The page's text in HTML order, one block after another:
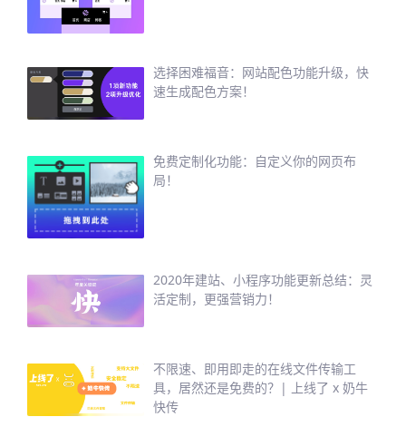
选择困难福音：网站配色功能升级，快
速生成配色方案！
免费定制化功能：自定义你的网页布
局！
2020年建站、小程序功能更新总结：灵
活定制，更强营销力！
不限速、即用即走的在线文件传输工
具，居然还是免费的？| 上线了 x 奶牛
快传